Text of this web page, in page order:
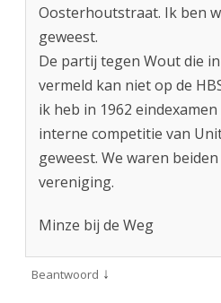
Oosterhoutstraat. Ik ben
geweest.
De partij tegen Wout die
vermeld kan niet op de
ik heb in 1962
interne competitie van
geweest. We waren
vereniging.
Minze bij de Weg
Beantwoord ↓